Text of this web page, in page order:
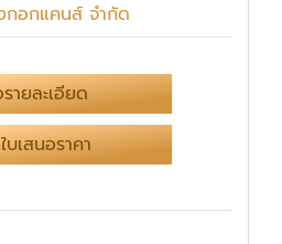
กอกแคนส์ จำกัด
ายละเอียด
บเสนอราคา